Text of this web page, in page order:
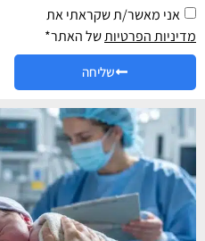
אני מאשר/ת שקראתי את
מדיניות הפרטיותשל האתר*
שליחה